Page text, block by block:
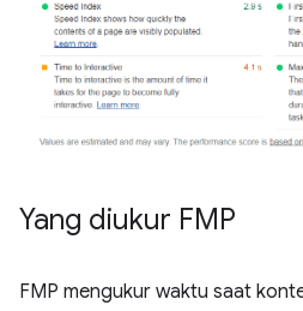
Yang diukur FMP
FMP mengukur waktu saat